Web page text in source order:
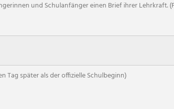
und Schulanfänger einen Brief ihrer Lehrkraft.
Tag später als der offizielle Schulbeginn)